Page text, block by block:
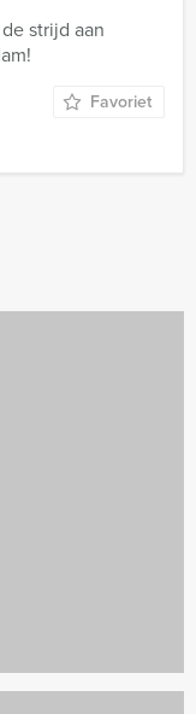
strijd aan
Favoriet